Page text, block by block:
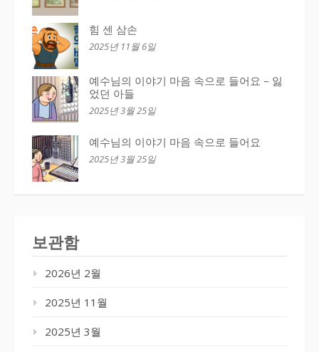
힘 센 삼손
2025년 11월 6일
예수님의 이야기 마음 속으로 들어요 – 잃
었던 아들
2025년 3월 25일
예수님의 이야기 마음 속으로 들어요
2025년 3월 25일
보관함
2026년 2월
2025년 11월
2025년 3월